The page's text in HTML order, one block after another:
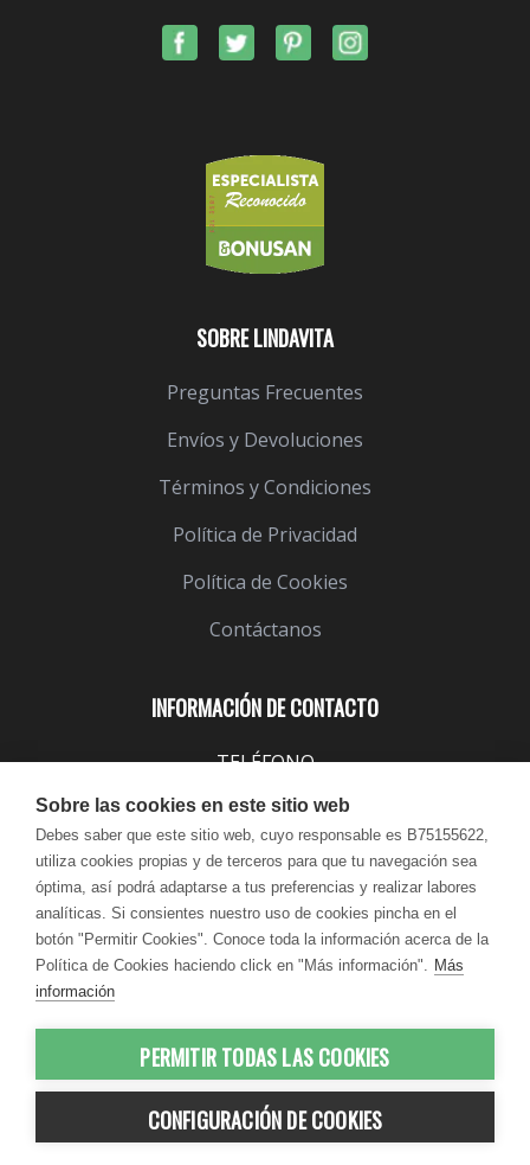
INFORMACIÓN DE CONTACTO
TELÉFONO
EMAIL
info@lindavita.com
HORARIO
Lun - Jue / 9:00 - 18:30
Vie / 9:00 - 17:30
SOBRE LINDAVITA
Preguntas Frecuentes
Envíos y Devoluciones
Términos y Condiciones
Política de Privacidad
Política de Cookies
Contáctanos
© 2012-2026 LindaVita - Todos los
derechos reservados
Sobre las cookies en este sitio web
Debes saber que este sitio web, cuyo responsable es B75155622,
utiliza cookies propias y de terceros para que tu navegación sea
óptima, así podrá adaptarse a tus preferencias y realizar labores
analíticas. Si consientes nuestro uso de cookies pincha en el
botón "Permitir Cookies". Conoce toda la información acerca de la
Política de Cookies haciendo click en "Más información". Más
información
PERMITIR TODAS LAS COOKIES
CONFIGURACIÓN DE COOKIES